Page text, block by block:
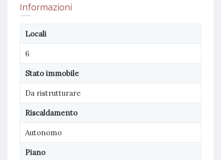
Informazioni
Locali
6
Stato immobile
Da ristrutturare
Riscaldamento
Autonomo
Piano